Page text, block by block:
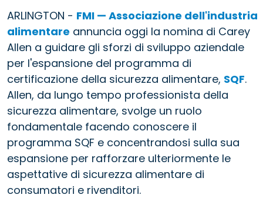
ARLINGTON - FMI — Associazione dell'industria
alimentare annuncia oggi la nomina di Carey
Allen a guidare gli sforzi di sviluppo aziendale
per l'espansione del programma di
certificazione della sicurezza alimentare, SQF.
Allen, da lungo tempo professionista della
sicurezza alimentare, svolge un ruolo
fondamentale facendo conoscere il
programma SQF e concentrandosi sulla sua
espansione per rafforzare ulteriormente le
aspettative di sicurezza alimentare di
consumatori e rivenditori.